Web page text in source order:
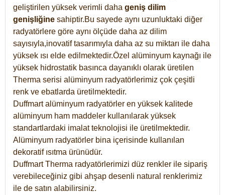
geliştirilen yüksek verimli daha geniş dilim
genişliğine sahiptir.Bu sayede aynı uzunluktaki diğer
radyatörlere göre aynı ölçüde daha az dilim
sayısıyla,inovatif tasarımıyla daha az su miktarı ile daha
yüksek ısı elde edilmektedir.Özel alüminyum kaynağı ile
yüksek hidrostatik basınca dayanıklı olarak üretilen
Therma serisi alüminyum radyatörlerimiz çok çeşitli
renk ve ebatlarda üretilmektedir.
Duffmart alüminyum radyatörler en yüksek kalitede
alüminyum ham maddeler kullanılarak yüksek
standartlardaki imalat teknolojisi ile üretilmektedir.
Alüminyum radyatörler bina içerisinde kullanılan
dekoratif ısıtma ürünüdür.
Duffmart Therma radyatörlerimizi düz renkler ile sipariş
verebileceğiniz gibi ahşap desenli natural renklerimiz
ile de satın alabilirsiniz.